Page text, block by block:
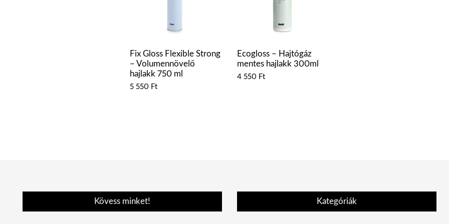
Fix Gloss Flexible Strong
– Volumennövelő
hajlakk 750 ml
5 550 Ft
Ecogloss – Hajtógáz
mentes hajlakk 300ml
4 550 Ft
Kövess minket! Kategóriák